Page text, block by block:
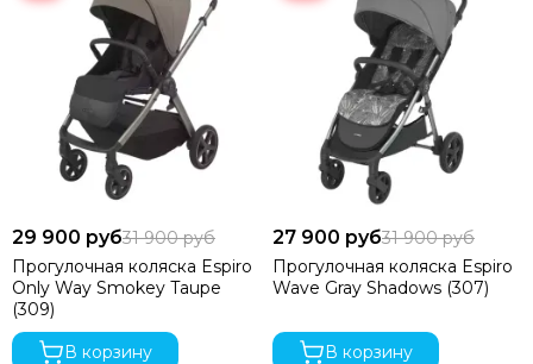
29 900 руб31 900 руб
Прогулочная коляска Espiro
Only Way Smokey Taupe
(309)
В корзину
27 900 руб31 900 руб
Прогулочная коляска Espiro
Wave Gray Shadows (307)
В корзину